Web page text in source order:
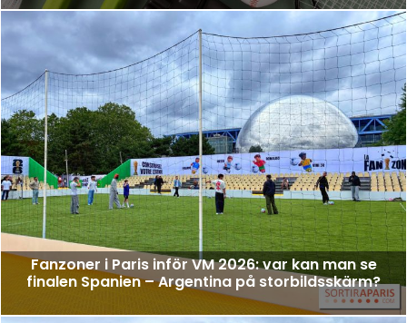
Fanzoner i Paris inför VM 2026: var kan man se
finalen Spanien – Argentina på storbildsskärm?